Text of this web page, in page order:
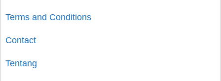
Terms and Conditions
Contact
Tentang